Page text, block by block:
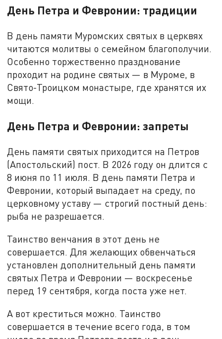
День Петра и Февронии: традиции
В день памяти Муромских святых в церквях
читаются молитвы о семейном благополучии.
Особенно торжественно празднование
проходит на родине святых — в Муроме, в
Свято-Троицком монастыре, где хранятся их
мощи.
День Петра и Февронии: запреты
День памяти святых приходится на Петров
(Апостольский) пост. В 2026 году он длится с
8 июня по 11 июля. В день памяти Петра и
Февронии, который выпадает на среду, по
церковному уставу — строгий постный день:
рыба не разрешается.
Таинство венчания в этот день не
совершается. Для желающих обвенчаться
установлен дополнительный день памяти
святых Петра и Февронии — воскресенье
перед 19 сентября, когда поста уже нет.
А вот креститься можно. Таинство
совершается в течение всего года, в том